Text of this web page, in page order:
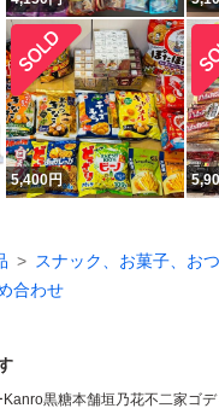
5,400円
スナック、お菓子、お
合わせ
Kanro黒糖本舗垣乃花不二家ゴ